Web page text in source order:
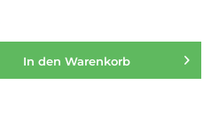
In den Warenkorb